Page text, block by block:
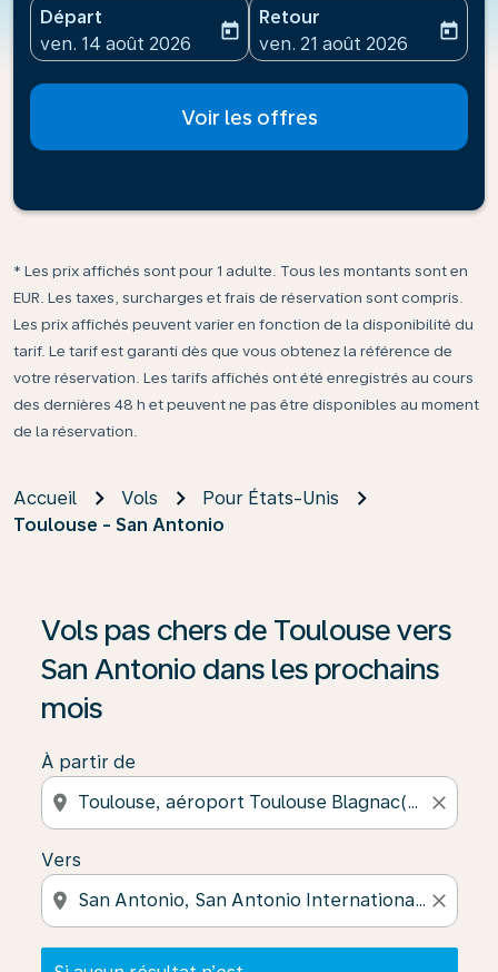
Départ
fc-booking-departure-date-aria-label
ven. 14 août 2026
today
Retour
fc-booking-return-date-
ven. 21 août 2026
today
Voir les offres
* Les prix affichés sont pour 1 adulte. Tous les montants sont en
EUR. Les taxes, surcharges et frais de réservation sont compris.
Les prix affichés peuvent varier en fonction de la disponibilité du
tarif. Le tarif est garanti dès que vous obtenez la référence de
votre réservation. Les tarifs affichés ont été enregistrés au cours
des dernières 48 h et peuvent ne pas être disponibles au moment
de la réservation.
Accueil Vols
Pour États-Unis
Toulouse - San Antonio
Vols pas chers de Toulouse vers
San Antonio dans les prochains
mois
À partir de
location_on close
Vers
location_on close
Si aucun résultat n’est disponible, cliquez sur «